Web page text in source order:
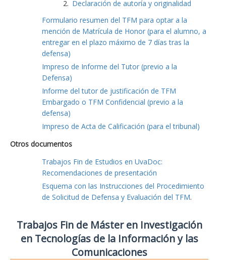
Declaración de autoría y originalidad
Formulario resumen del TFM para optar a la
mención de Matrícula de Honor (para el alumno, a
entregar en el plazo máximo de 7 días tras la
defensa)
Impreso de Informe del Tutor (previo a la
Defensa)
Informe del tutor de justificación de TFM
Embargado o TFM Confidencial (previo a la
defensa)
Impreso de Acta de Calificación (para el tribunal)
Otros documentos
Trabajos Fin de Estudios en UvaDoc:
Recomendaciones de presentación
Esquema con las Instrucciones del Procedimiento
de Solicitud de Defensa y Evaluación del TFM.
Trabajos Fin de Máster en Investigación
en Tecnologías de la Información y las
Comunicaciones